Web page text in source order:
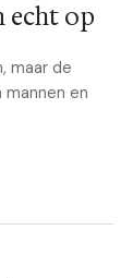
echt op
maar de
en